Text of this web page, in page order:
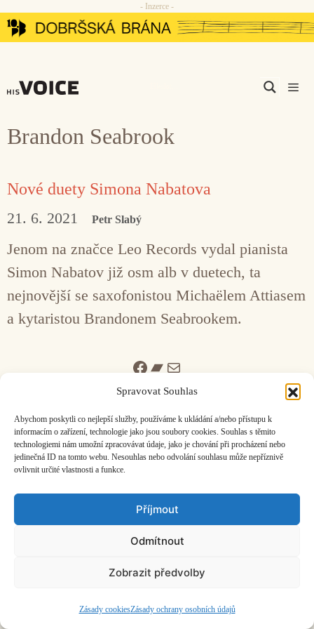
Spravovat Souhlas
Abychom poskytli co nejlepší služby, používáme k ukládání a/nebo přístupu k
informacím o zařízení, technologie jako jsou soubory cookies. Souhlas s těmito
technologiemi nám umožní zpracovávat údaje, jako je chování při procházení nebo
jedinečná ID na tomto webu. Nesouhlas nebo odvolání souhlasu může nepříznivě
ovlivnit určité vlastnosti a funkce.
Příjmout
Odmítnout
Zobrazit předvolby
Zásady cookiesZásady ochrany osobních údajů
Přeskočit
na
- Inzerce -
Brandon Seabrook
Nové duety Simona Nabatova
21. 6. 2021 Petr Slabý
Jenom na značce Leo Records vydal pianista
Simon Nabatov již osm alb v duetech, ta
nejnovější se saxofonistou Michaëlem Attiasem
a kytaristou Brandonem Seabrookem.
Facebook
Bandcamp
Mail
ČASOPIS O JINÉ HUDBĚ | vydává Hudební informační středisko
©2026 HISvoice – design a adminAtelier Dokument